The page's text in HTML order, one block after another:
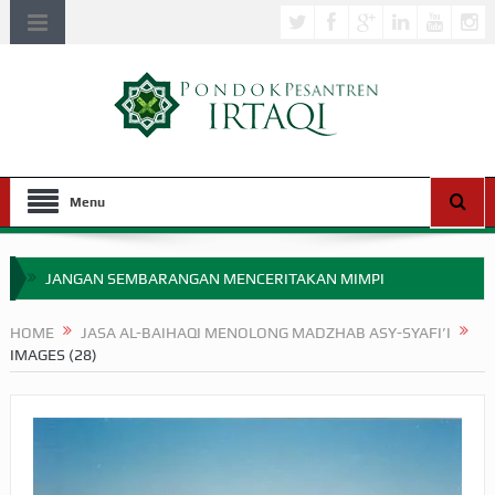
Menu
JANGAN SEMBARANGAN MENCERITAKAN MIMPI
MIMPI YANG DIABAIKAN MENJELANG PERANG BADAR
HOME
JASA AL-BAIHAQI MENOLONG MADZHAB ASY-SYAFI’I
IMAGES (28)